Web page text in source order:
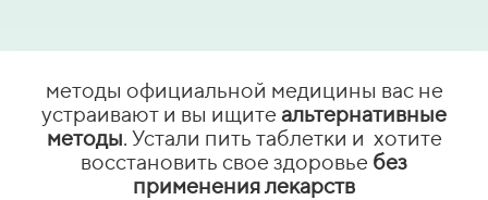
методы официальной медицины вас не
устраивают и вы ищите альтернативные
методы. Устали пить таблетки и хотите
восстановить свое здоровье без
применения лекарств